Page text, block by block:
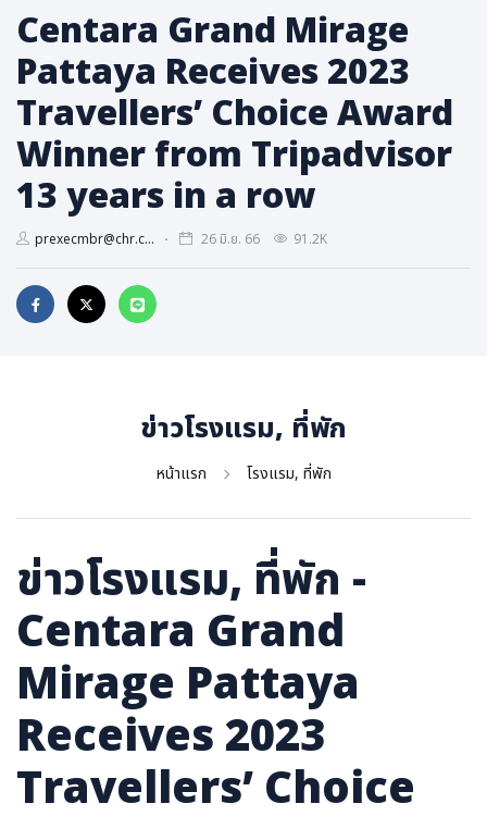
เศรษฐกิจ, การเงิน
พลังงาน, สิ่งแวดล้อม
ยานยนต์
ขนส่ง
การงาน, อาชีพ
อบรมสัมมนา
เอเชีย
Centara Grand Mirage
Pattaya Receives 2023
Travellers’ Choice Award
Winner from Tripadvisor
13 years in a row
prexecmbr@chr.c... 26 มิ.ย. 66 91.2K
ข่าวโรงแรม, ที่พัก
หน้าแรก โรงแรม, ที่พัก
ข่าวโรงแรม, ที่พัก -
Centara Grand
Mirage Pattaya
Receives 2023
Travellers’ Choice